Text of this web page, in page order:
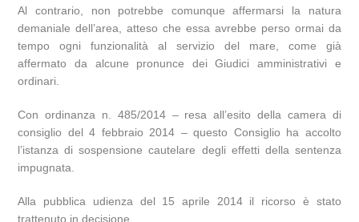
Al contrario, non potrebbe comunque affermarsi la natura
demaniale dell’area, atteso che essa avrebbe perso ormai da
tempo ogni funzionalità al servizio del mare, come già
affermato da alcune pronunce dei Giudici amministrativi e
ordinari.
Con ordinanza n. 485/2014 – resa all’esito della camera di
consiglio del 4 febbraio 2014 – questo Consiglio ha accolto
l’istanza di sospensione cautelare degli effetti della sentenza
impugnata.
Alla pubblica udienza del 15 aprile 2014 il ricorso è stato
trattenuto in decisione.